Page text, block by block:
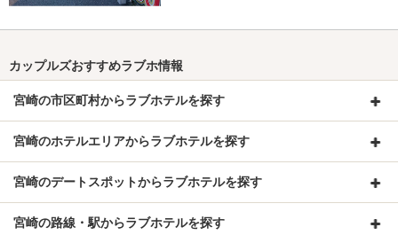
カップルズおすすめラブホ情報
宮崎の市区町村からラブホテルを探す
宮崎のホテルエリアからラブホテルを探す
宮崎のデートスポットからラブホテルを探す
宮崎の路線・駅からラブホテルを探す